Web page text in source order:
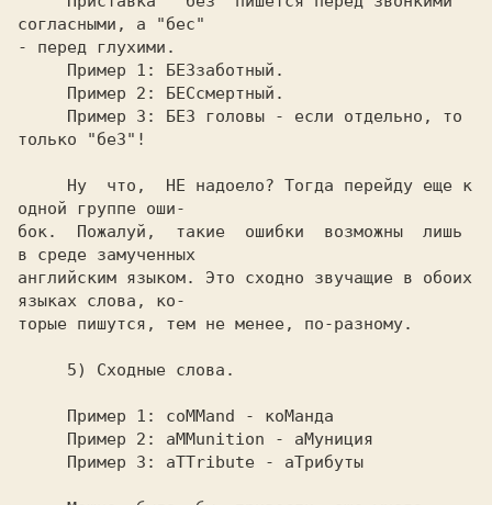
согласными, а "бес"
- перед глухими.
одной группе оши-
бок.  Пожалуй,  такие  ошибки  возможны  лишь
в среде замученных
английским языком. Это сходно звучащие в обоих
языках слова, ко-